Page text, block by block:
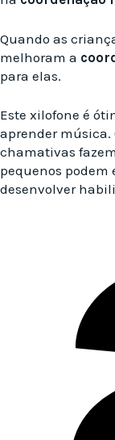
Quando as
melhoram a
para elas.
Este xilofone é
aprender música.
chamativas
pequenos podem
desenvolver